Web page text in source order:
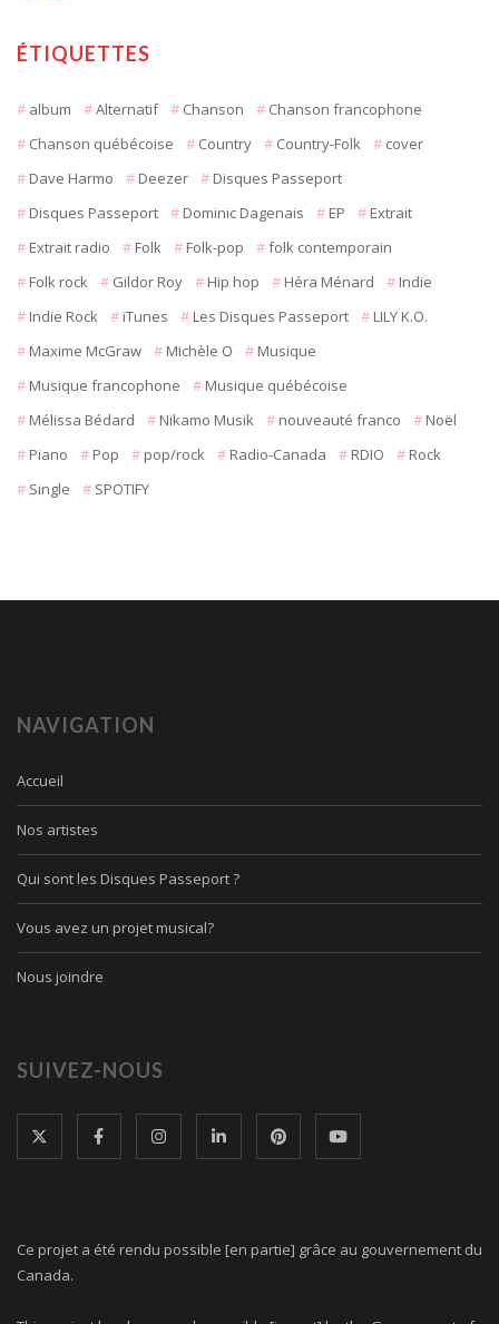
ÉTIQUETTES
album Alternatif Chanson
Chanson francophone
Chanson québécoise
Country Country-Folk
cover
Dave Harmo
Deezer
Disques Passeport
Disques Passeport
Dominic Dagenais EP
Extrait
Extrait radio
Folk Folk-pop
folk contemporain
Folk rock
Gildor Roy Hip hop Héra Ménard
Indie
Indie Rock
iTunes Les Disques Passeport
LILY K.O.
Maxime McGraw
Michèle O
Musique
Musique francophone
Musique québécoise
Mélissa Bédard
Nikamo Musik nouveauté franco
Noël
Piano
Pop pop/rock Radio-Canada RDIO
Rock
Single
SPOTIFY
NAVIGATION
Accueil
Nos artistes
Qui sont les Disques Passeport ?
Vous avez un projet musical?
Nous joindre
SUIVEZ-NOUS
Ce projet a été rendu possible [en partie] grâce au gouvernement du
Canada.